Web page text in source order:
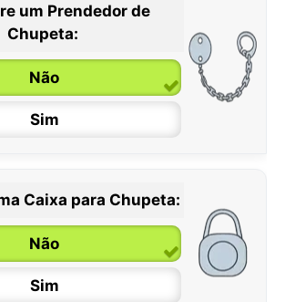
0 / 6 meses
6 / 36 meses
um Prendedor de
Chupeta:
Não
Sim
Caixa para Chupeta:
Não
Sim